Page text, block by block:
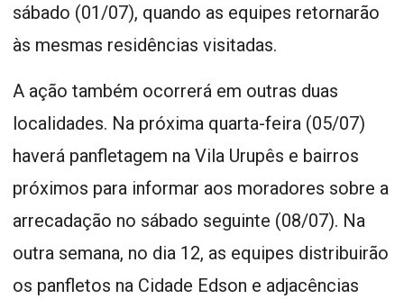
sábado (01/07), quando as equipes retornarão
às mesmas residências visitadas.
A ação também ocorrerá em outras duas
localidades. Na próxima quarta-feira (05/07)
haverá panfletagem na Vila Urupês e bairros
próximos para informar aos moradores sobre a
arrecadação no sábado seguinte (08/07). Na
outra semana, no dia 12, as equipes distribuirão
os panfletos na Cidade Edson e adjacências